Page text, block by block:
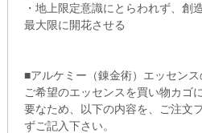
・地上限定意識にとらわれず、創
最大限に開花させる
■アルケミー（錬金術）エッセン
ご希望のエッセンスを買い物カゴ
要なため、以下の内容を、ご注文
ずご記入下さい。